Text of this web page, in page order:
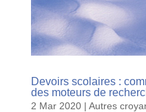
Devoirs scolaires :
des moteurs de
2 Mar 2020| Autres